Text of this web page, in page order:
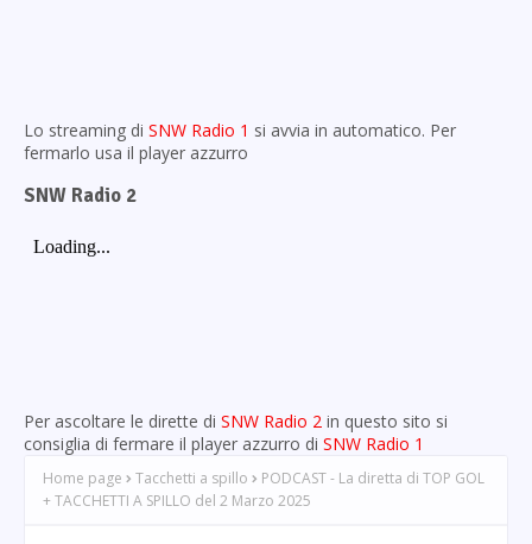
Lo streaming di SNW Radio 1 si avvia in automatico. Per
fermarlo usa il player azzurro
SNW Radio 2
Per ascoltare le dirette di SNW Radio 2 in questo sito si
consiglia di fermare il player azzurro di SNW Radio 1
Home page Tacchetti a spillo
PODCAST - La diretta di TOP GOL
+ TACCHETTI A SPILLO del 2 Marzo 2025